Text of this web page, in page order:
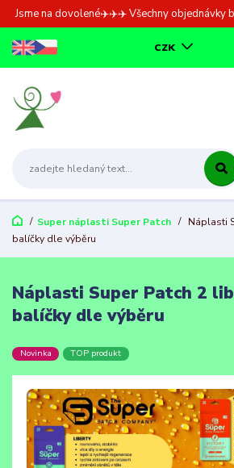
Jsme na dovolené✈️✈️✈️ Všechny objednávky
CZK
Super náplasti Super Patch
Náplasti
balíčky dle výběru
Náplasti Super Patch 2
balíčky dle výběru
Novinka TOP produkt